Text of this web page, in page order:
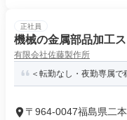
正社員
機械の金属部品加工
有限会社佐藤製作所
＜転勤なし・夜勤専属
〒964-0047福島県二